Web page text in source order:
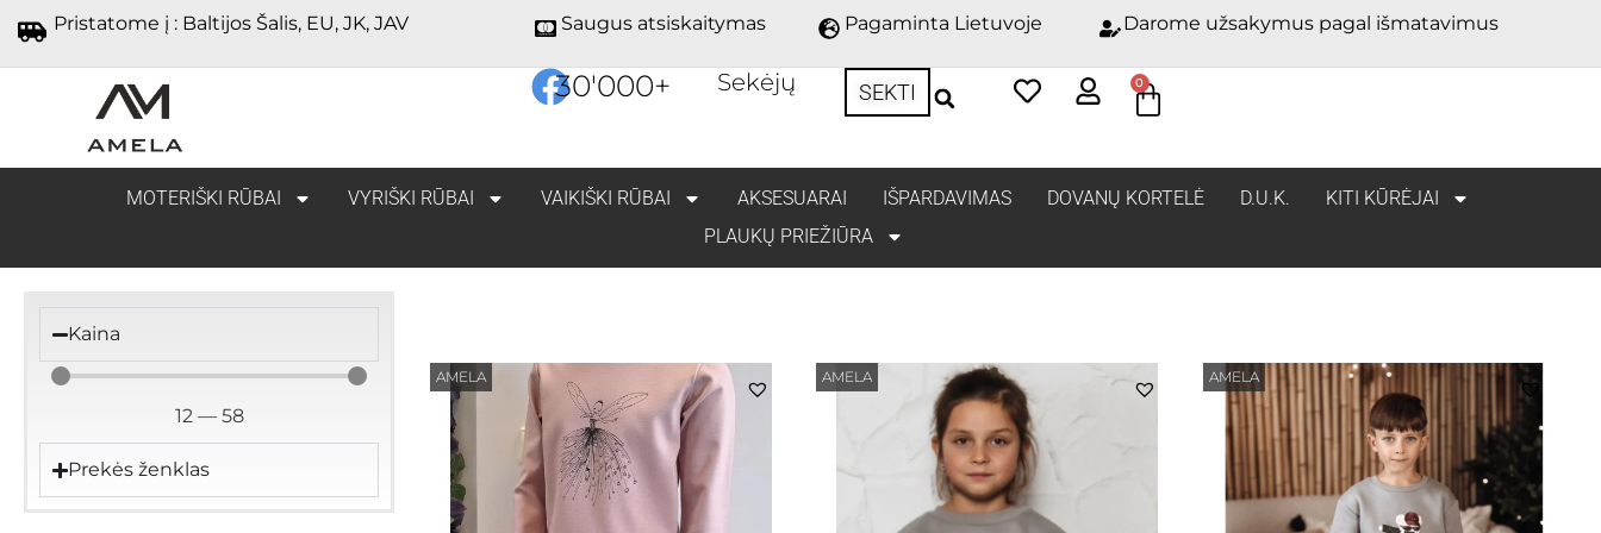
Pristatome į : Baltijos Šalis, EU, JK, JAV Saugus atsiskaitymas Pagaminta Lietuvoje Darome užsakymus pagal išmatavimus
30'000+ Sekėjų SEKTI 0
MOTERIŠKI RŪBAI VYRIŠKI RŪBAI VAIKIŠKI RŪBAI AKSESUARAI IŠPARDAVIMAS DOVANŲ KORTELĖ D.U.K.
KITI KŪRĖJAI
PLAUKŲ PRIEŽIŪRA
Kaina
12— 58
Prekės ženklas
AMELA AMELA AMELA